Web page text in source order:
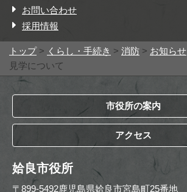
お問い合わせ
採用情報
トップ> くらし・手続き > 消防 > お知らせ
見学について
市役所の案内
アクセス
姶良市役所
〒899-5492鹿児島県姶良市宮島町25番地